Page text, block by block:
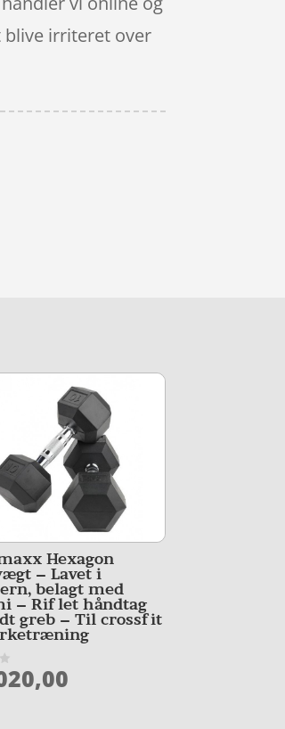
blive irriteret over
Hexagon
– Lavet i
belagt med
– Riflet håndtag
greb – Til crossfit